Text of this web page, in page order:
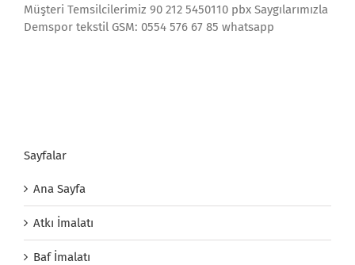
Müşteri Temsilcilerimiz 90 212 5450110 pbx Saygılarımızla
Demspor tekstil GSM: 0554 576 67 85 whatsapp
Sayfalar
Ana Sayfa
Atkı İmalatı
Baf İmalatı